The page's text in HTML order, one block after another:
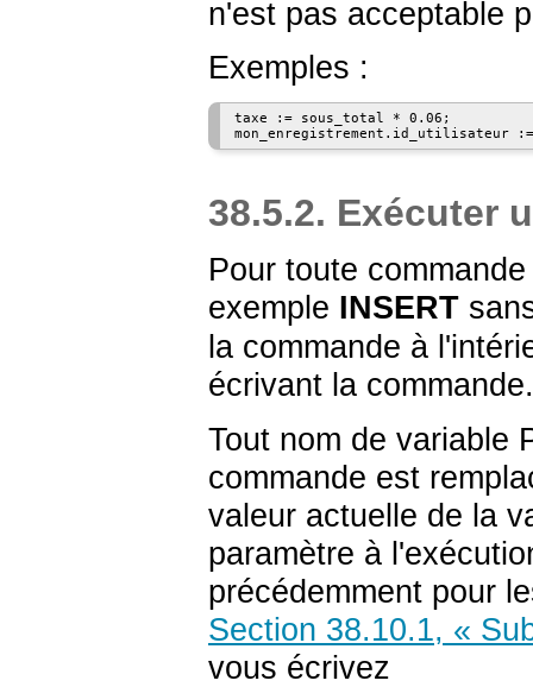
n'est pas acceptable
Exemples :
taxe := sous_total * 0.06;
38.5.2. Exécuter
Pour toute
exemple INSERT
la commande à
écrivant la commande.
Tout nom de variable
commande est
valeur actuelle de la
paramètre à
précédemment pour
Section 38.10.1, «
vous écrivez